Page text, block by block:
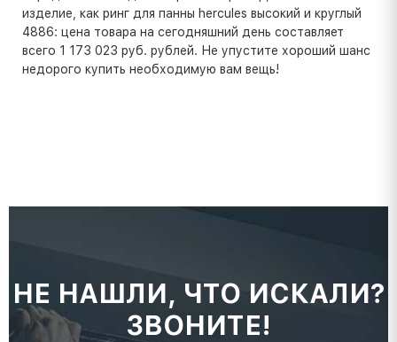
изделие, как ринг для панны hercules высокий и круглый
4886: цена товара на сегодняшний день составляет
всего 1 173 023 руб. рублей. Не упустите хороший шанс
недорого купить необходимую вам вещь!
НЕ НАШЛИ, ЧТО ИСКАЛИ?
ЗВОНИТЕ!